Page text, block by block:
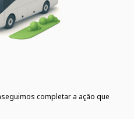
completar a ação que